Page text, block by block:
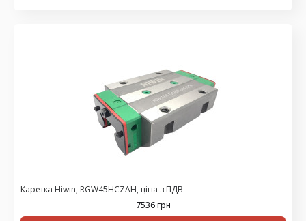
Каретка Hiwin, RGW45HCZAH, ціна з ПДВ
7536 грн